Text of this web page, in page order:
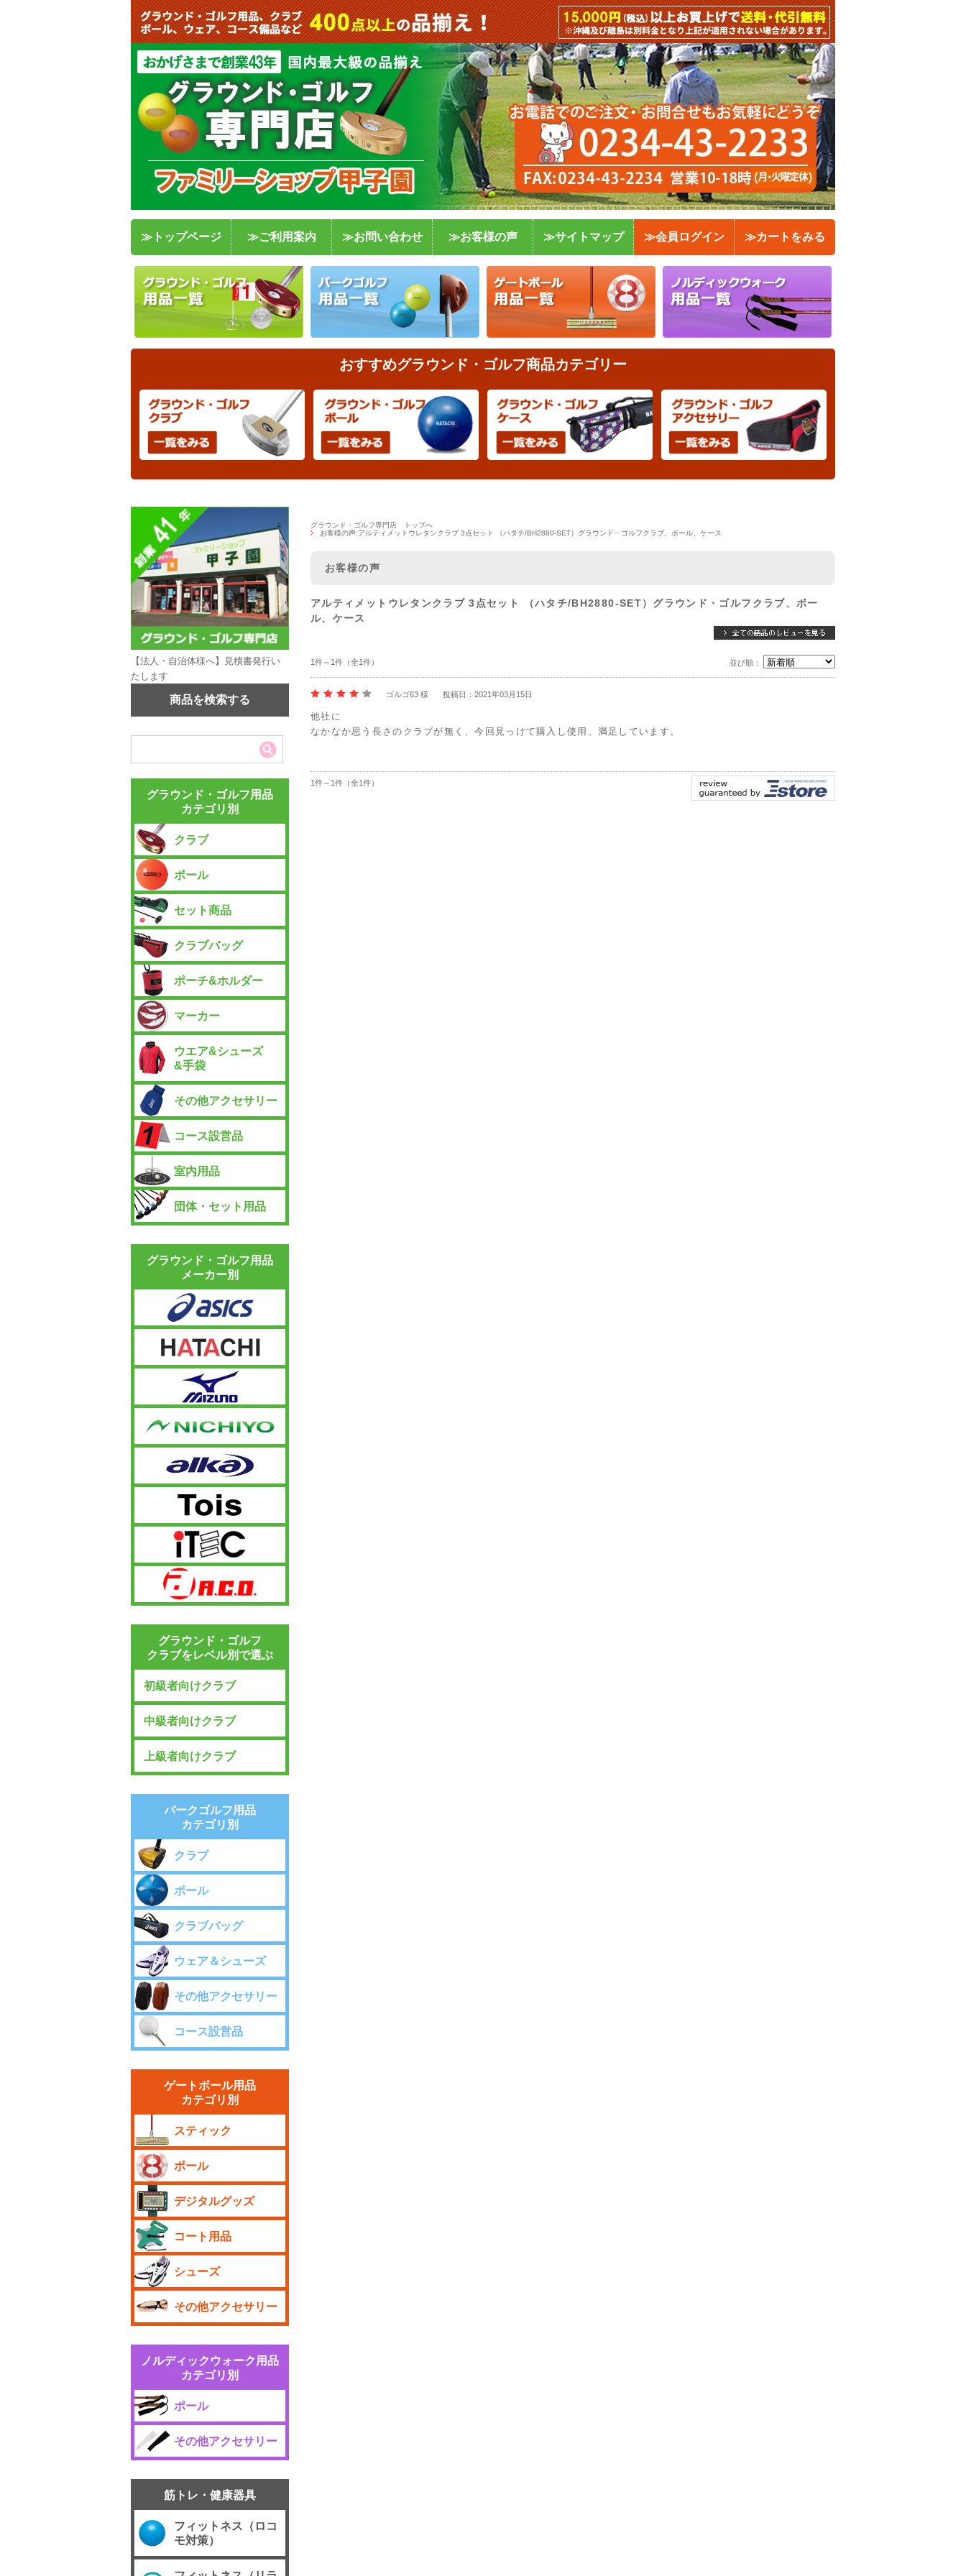
≫トップページ ≫ご利用案内 ≫お問い合わせ ≫お客様の声 ≫サイトマップ ≫会員ログイン ≫カートをみる
おすすめグラウンド・ゴルフ商品カテゴリー
グラウンド・ゴルフ専門店 トップへ
お客様の声:アルティメットウレタンクラブ 3点セット （ハタチ/BH2880-SET）グラウンド・ゴルフクラブ、ボール、ケース
お客様の声
アルティメットウレタンクラブ 3点セット （ハタチ/BH2880-SET）グラウンド・ゴルフクラブ、ボー
ル、ケース
1件～1件（全1件） 並び順：
ゴルゴ63 様 投稿日：2021年03月15日
他社に
なかなか思う長さのクラブが無く、今回見っけて購入し使用、満足しています。
1件～1件（全1件）
【法人・自治体様へ】見積書発行い
たします
商品を検索する
グラウンド・ゴルフ用品
カテゴリ別
クラブ
ボール
セット商品
クラブバッグ
ポーチ&ホルダー
マーカー
ウエア&シューズ
&手袋
その他アクセサリー
コース設営品
室内用品
団体・セット用品
グラウンド・ゴルフ用品
メーカー別
グラウンド・ゴルフ
クラブをレベル別で選ぶ
初級者向けクラブ
中級者向けクラブ
上級者向けクラブ
パークゴルフ用品
カテゴリ別
クラブ
ボール
クラブバッグ
ウェア＆シューズ
その他アクセサリー
コース設営品
ゲートボール用品
カテゴリ別
スティック
ボール
デジタルグッズ
コート用品
シューズ
その他アクセサリー
ノルディックウォーク用品
カテゴリ別
ポール
その他アクセサリー
筋トレ・健康器具
フィットネス（ロコ
モ対策）